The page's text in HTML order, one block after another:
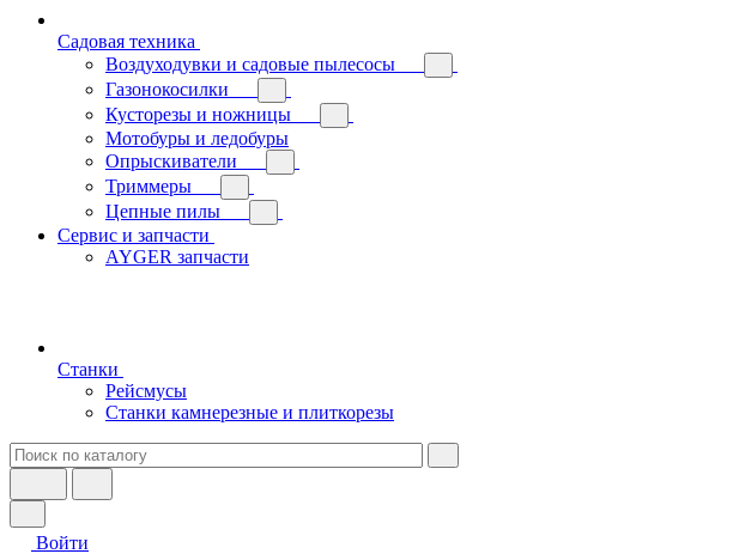
Садовая техника
Воздуходувки и садовые пылесосы
Газонокосилки
Кусторезы и ножницы
Мотобуры и ледобуры
Опрыскиватели
Триммеры
Цепные пилы
Сервис и запчасти
AYGER запчасти
Станки
Рейсмусы
Станки камнерезные и плиткорезы
Войти